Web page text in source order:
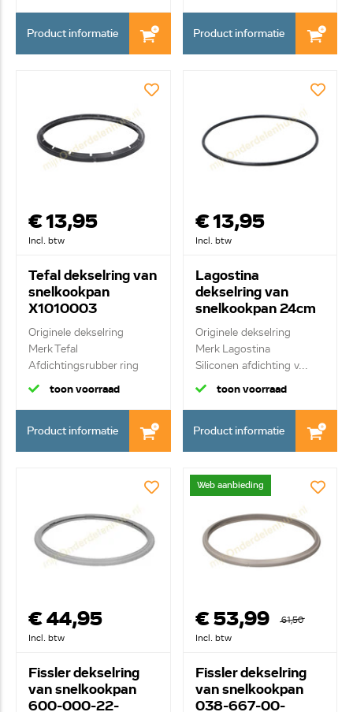
Product informatie Product informatie
€ 13,95
Incl. btw
Tefal dekselring van
snelkookpan
X1010003
Originele dekselring
Merk Tefal
Afdichtingsrubber ring
8/1...
toon voorraad
Product informatie
€ 13,95
Incl. btw
Lagostina
dekselring van
snelkookpan 24cm
090.003.0102.09
Originele dekselring
Merk Lagostina
Siliconen afdichting v...
toon voorraad
Product informatie
€ 44,95
Incl. btw
Fissler dekselring
van snelkookpan
600-000-22-
Web aanbieding
€ 53,99
61,50
Incl. btw
Fissler dekselring
van snelkookpan
038-667-00-